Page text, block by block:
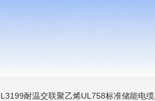
耐温交联聚乙烯UL758标准储能电缆